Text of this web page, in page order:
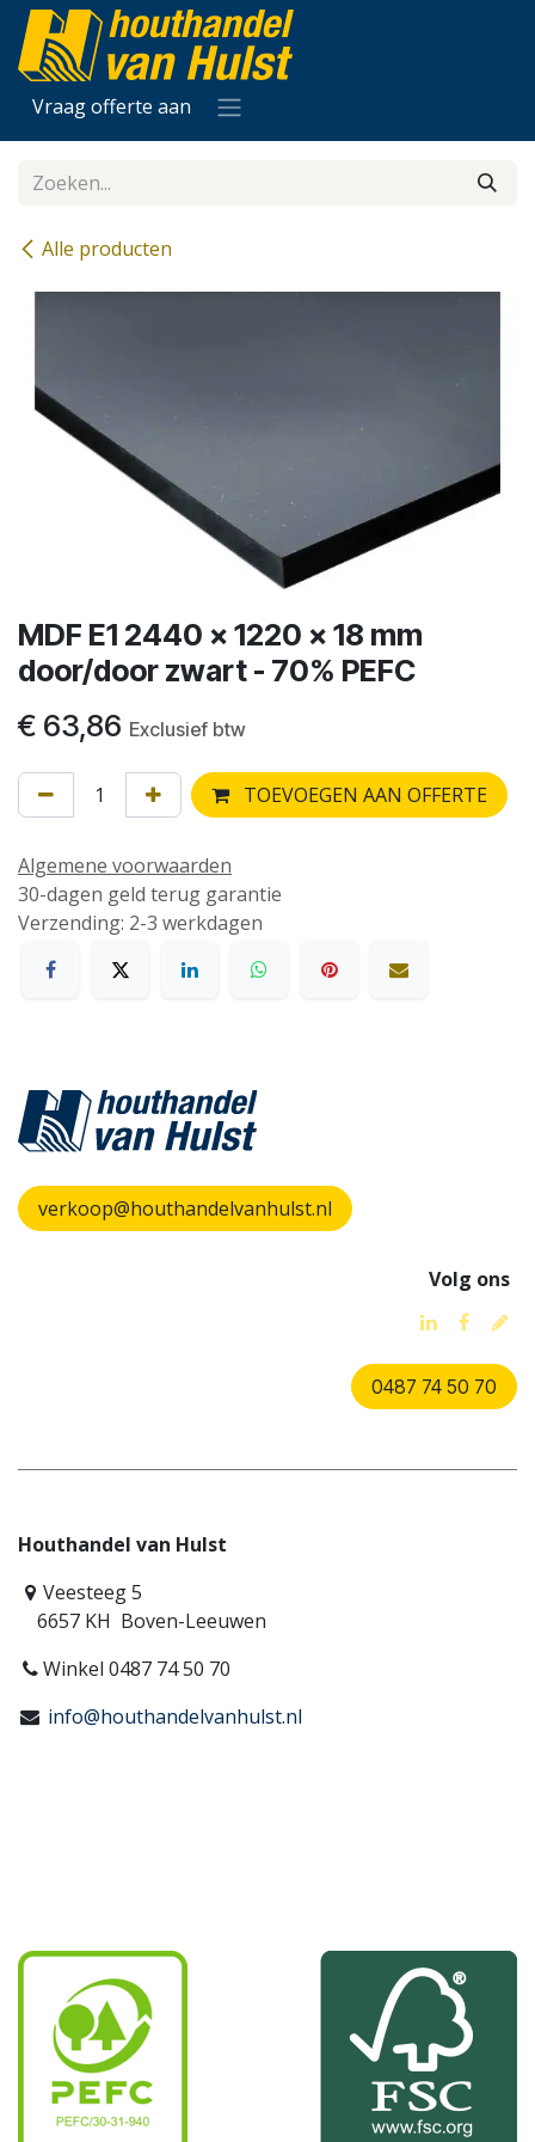
Overslaan naar inhoud
Vraag offerte aan
Alle producten
MDF E1 2440 x 1220 x 18 mm
door/door zwart - 70% PEFC
€ 63,86 Exclusief btw
TOEVOEGEN AAN OFFERTE
Algemene voorwaarden
30-dagen geld terug garantie
Verzending: 2-3 werkdagen
verkoop@houthandelvanhulst.nl
Volg ons
0487 74 50 70
Houthandel van Hulst
Veesteeg 5
6657 KH Boven-Leeuwen
Winkel 0487 74 50 70
info@houthandelvanhulst.nl